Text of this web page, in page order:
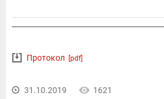
Протокол [pdf]
31.10.2019 1621